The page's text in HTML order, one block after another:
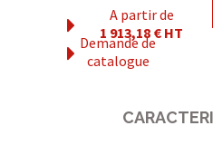
A partir de
1 913,18 € HT
Demande de
catalogue